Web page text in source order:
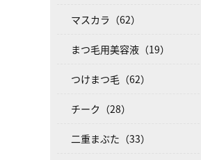
マスカラ（62）
まつ毛用美容液（19）
つけまつ毛（62）
チーク（28）
二重まぶた（33）